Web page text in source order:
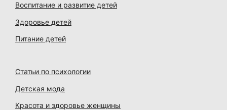
Воспитание и развитие детей
Здоровье детей
Питание детей
Статьи по психологии
Детская мода
Красота и здоровье женщины